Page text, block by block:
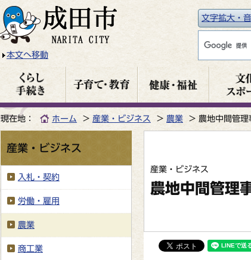
本文へ移動
文字拡大・
現在地： ホーム 産業・ビジネス 農業 農地中間管理
産業・ビジネス
農地中間管理
産業・ビジネス
入札・契約
労働・雇用
農業
商工業